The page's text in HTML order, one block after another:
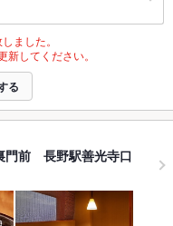
ました。
してください。
る
門前 長野駅善光寺口